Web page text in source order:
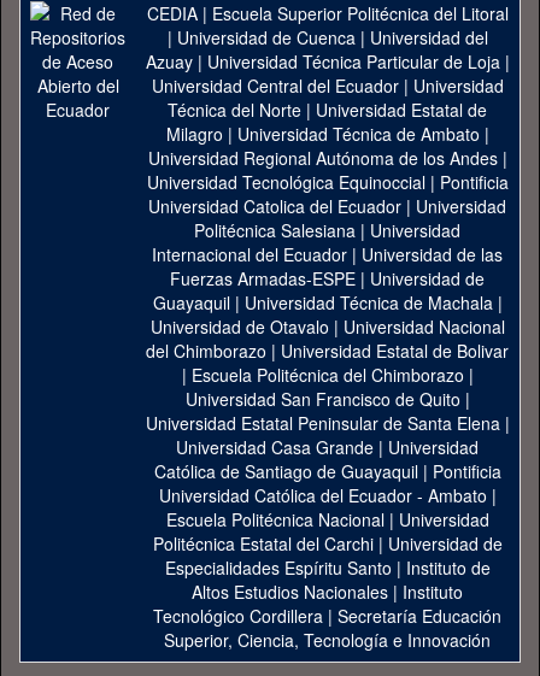
CEDIA| Escuela Superior Politécnica del Litoral
| Universidad de Cuenca| Universidad del
Azuay| Universidad Técnica Particular de Loja|
Universidad Central del Ecuador| Universidad
Técnica del Norte | Universidad Estatal de
Milagro | Universidad Técnica de Ambato |
Universidad Regional Autónoma de los Andes|
Universidad Tecnológica Equinoccial| Pontificia
Universidad Catolica del Ecuador | Universidad
Politécnica Salesiana | Universidad
Internacional del Ecuador | Universidad de las
Fuerzas Armadas-ESPE | Universidad de
Guayaquil| Universidad Técnica de Machala|
Universidad de Otavalo | Universidad Nacional
del Chimborazo | Universidad Estatal de Bolivar
| Escuela Politécnica del Chimborazo |
Universidad San Francisco de Quito |
Universidad Estatal Peninsular de Santa Elena|
Universidad Casa Grande | Universidad
Católica de Santiago de Guayaquil| Pontificia
Universidad Católica del Ecuador - Ambato |
Escuela Politécnica Nacional| Universidad
Politécnica Estatal del Carchi| Universidad de
Especialidades Espíritu Santo | Instituto de
Altos Estudios Nacionales | Instituto
Tecnológico Cordillera | Secretaría Educación
Superior, Ciencia, Tecnología e Innovación